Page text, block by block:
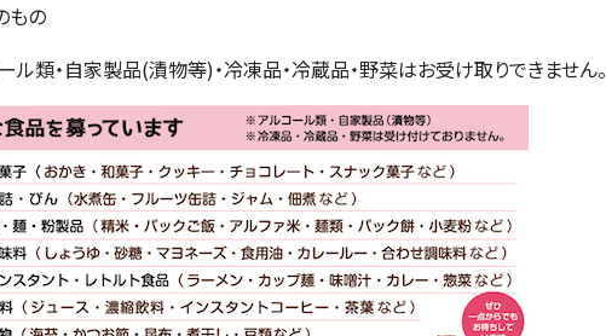
もの
ル類・自家製品(漬物等)・冷凍品・冷蔵品・野菜はお受け取りできません。